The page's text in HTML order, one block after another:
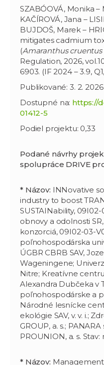
SZABÓOVÁ, Monika –
KAČÍROVÁ, Jana –
BUJDOŠ, Marek –
mitigates cadmium
(Amaranthus cruentus
Regulation, 2026,
6903. (IF 2024 – 3.9,
Publikované: 3. 2. 2026
Dostupné na: https://
01412-5
Podiel projektu: 0,33
Podané návrhy
spolupráce DRIVE
* Názov: INNovative
industry to boost
SUSTAINability,
obnovy a odolnosti
konzorciá, 09I02-03-
poľnohospodárska
ÚGBR CBRB SAV,
Wageningene;
Nitre; Kreatívne
Alexandra Dubčeka v
poľnohospodárske a
Národné lesnícke
ekológie SAV, v. v. i.;
GROUP, a. s.; PANARA
PROUNION, a. s.
* Názov: